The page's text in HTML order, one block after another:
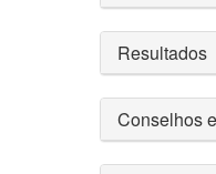
Resultados
Conselhos